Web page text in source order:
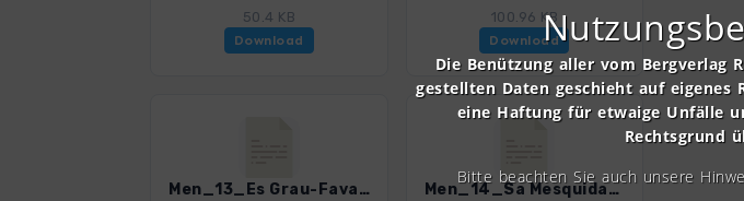
50.4 KB
Download
100.96 KB
Download
Men_13_Es Grau-Favaritx_0259_2.gpx Men_14_Sa Mesquida_0259_2.gpx
Die Benützung aller vom Bergverlag
gestellten Daten geschieht auf eigenes
eine Haftung für etwaige Unfälle
Rechtsgrund
Bitte beachten Sie auch unsere